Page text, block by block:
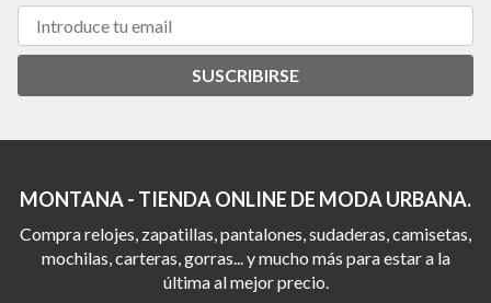
SUSCRIBIRSE
MONTANA - TIENDA ONLINE DE MODA URBANA.
Compra relojes, zapatillas, pantalones, sudaderas, camisetas,
mochilas, carteras, gorras... y mucho más para estar a la
última al mejor precio.